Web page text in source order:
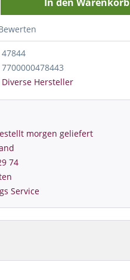
47844
7700000478443
Diverse Hersteller
morgen geliefert
74
Service